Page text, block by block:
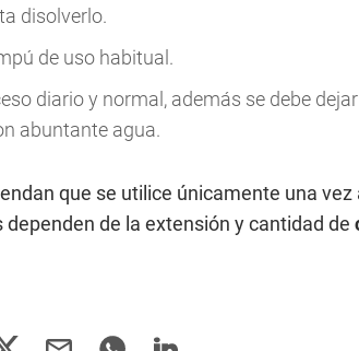
disolverlo.
de uso habitual.
diario y normal, además se debe
abuntante agua.
que se utilice únicamente una vez
de la extensión y cantidad de